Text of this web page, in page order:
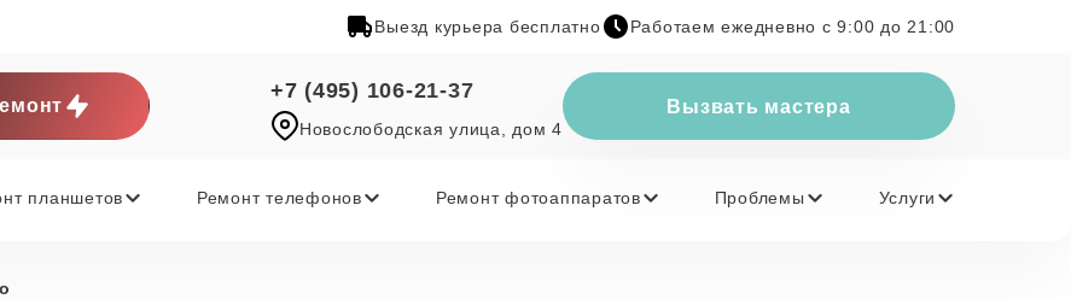
Выезд курьера бесплатно Работаем ежедневно с 9:00 до 21:00
+7 (495) 106-21-37
Новослободская улица, дом 4
Вызвать мастера
планшетов Ремонт телефонов Ремонт фотоаппаратов Проблемы Услуги